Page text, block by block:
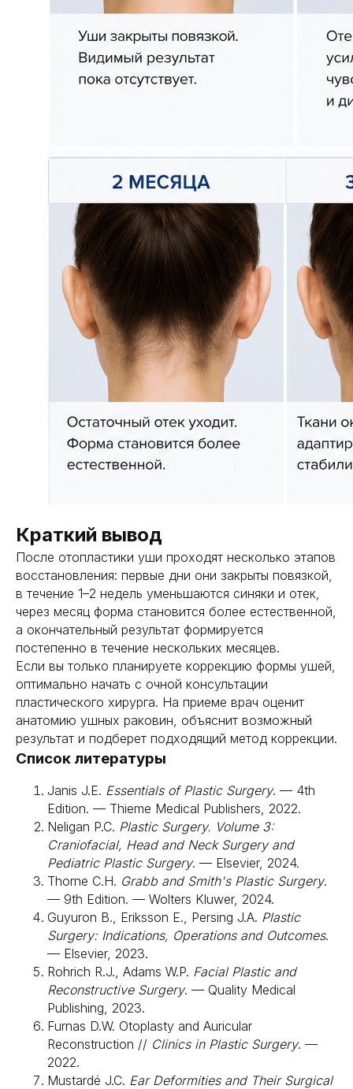
Краткий вывод
После отопластики уши проходят несколько этапов
восстановления: первые дни они закрыты повязкой,
в течение 1–2 недель уменьшаются синяки и отек,
через месяц форма становится более естественной,
а окончательный результат формируется
постепенно в течение нескольких месяцев.
Если вы только планируете коррекцию формы ушей,
оптимально начать с очной консультации
пластического хирурга. На приеме врач оценит
анатомию ушных раковин, объяснит возможный
результат и подберет подходящий метод коррекции.
Список литературы
Janis J.E. Essentials of Plastic Surgery. — 4th
Edition. — Thieme Medical Publishers, 2022.
Neligan P.C. Plastic Surgery. Volume 3:
Craniofacial, Head and Neck Surgery and
Pediatric Plastic Surgery. — Elsevier, 2024.
Thorne C.H. Grabb and Smith's Plastic Surgery.
— 9th Edition. — Wolters Kluwer, 2024.
Guyuron B., Eriksson E., Persing J.A. Plastic
Surgery: Indications, Operations and Outcomes.
— Elsevier, 2023.
Rohrich R.J., Adams W.P. Facial Plastic and
Reconstructive Surgery. — Quality Medical
Publishing, 2023.
Furnas D.W. Otoplasty and Auricular
Reconstruction // Clinics in Plastic Surgery. —
2022.
Mustardé J.C. Ear Deformities and Their Surgical
117105, г. Москва, Варшавское ш., д.14, стр.14.
ООО "ММХЦ "ОСНОВА"
я согласен(на) с политикой обработки персональных
получить консультацию
+7 (916) 004-92-62
Пересадка волос
Пересадка волос в области рубцов
Пересадка волос на бороду
Пересадка волос на голове KEEP DHI
Пересадка волос на брови
Пересадка волос на голове FUE
Абдоминопластика
Липофилинг
Якорная подтяжка
Увеличение груди имплантами
липосакцией
Абдоминопластика с
ушиванием диастаза
Мини абдоминопластика
Липофилинг груди
Мастопексия
Мастопексия — подтяжка груди
Липофилинг ягодиц
Липофилинг рук
SMAS лифтинг
Комки биша
Броупексия
Скользящий лифтинг бровей
Платизмопластика
Блефаропластика
Пластика губ
Бесшовная блефаропластика
Блефаропластика лазером
Блефаропластика у мужчин
Конъюнктивальная
блефаропластика
Контурная пластика губ
Липофилинг век
Липофилинг губ
Липофилинг лица
Липофилинг носогубных складок
Липофилинг носослезной борозды
Липофилинг скул
Подтяжка нижней трети лица и шеи
SMAS лифтинг нижней трети лица
Эндоскопическая подтяжка бровей
Эндоскопическая подтяжка шеи
Услуги
Пациентам